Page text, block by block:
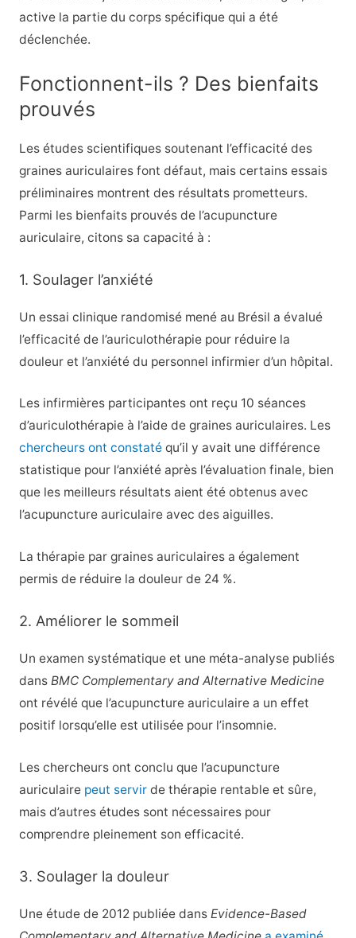
active la partie du corps spécifique qui a été
déclenchée.
Fonctionnent-ils ? Des bienfaits
prouvés
Les études scientifiques soutenant l’efficacité des
graines auriculaires font défaut, mais certains essais
préliminaires montrent des résultats prometteurs.
Parmi les bienfaits prouvés de l’acupuncture
auriculaire, citons sa capacité à :
1. Soulager l’anxiété
Un essai clinique randomisé mené au Brésil a évalué
l’efficacité de l’auriculothérapie pour réduire la
douleur et l’anxiété du personnel infirmier d’un hôpital.
Les infirmières participantes ont reçu 10 séances
d’auriculothérapie à l’aide de graines auriculaires. Les
chercheurs ont constatéqu’il y avait une différence
statistique pour l’anxiété après l’évaluation finale, bien
que les meilleurs résultats aient été obtenus avec
l’acupuncture auriculaire avec des aiguilles.
La thérapie par graines auriculaires a également
permis de réduire la douleur de 24 %.
2. Améliorer le sommeil
Un examen systématique et une méta-analyse publiés
dans BMC Complementary and Alternative Medicine
ont révélé que l’acupuncture auriculaire a un effet
positif lorsqu’elle est utilisée pour l’insomnie.
Les chercheurs ont conclu que l’acupuncture
auriculaire peut servirde thérapie rentable et sûre,
mais d’autres études sont nécessaires pour
comprendre pleinement son efficacité.
3. Soulager la douleur
Une étude de 2012 publiée dans Evidence-Based